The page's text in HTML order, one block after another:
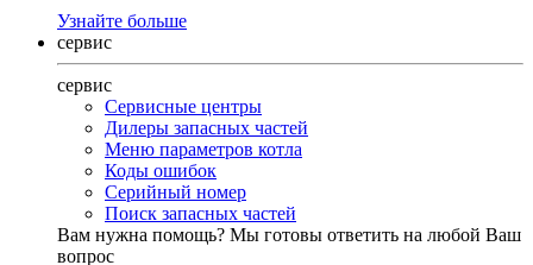
Узнайте больше
сервис
сервис
Сервисные центры
Дилеры запасных частей
Меню параметров котла
Коды ошибок
Серийный номер
Поиск запасных частей
Вам нужна помощь? Мы готовы ответить на любой Ваш
вопрос